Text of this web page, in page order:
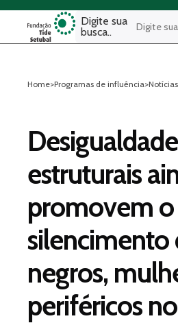
Digite sua
busca..
Home>Programas de influência>Notícias
estruturais
promovem o
silencimento
negros,
periféricos